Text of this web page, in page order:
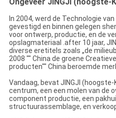
Ongeveer JINGJI (hoogste-
In 2004, werd de Technologie
gevestigd en binnen gelegen
voor ontwerp, productie, en de
opslagmateriaal .after 10 jaar,
diverse eretitels zoals „de
2008 "" China de groene
producten"" China beroemde
Vandaag, bevat JINGJI
centrum, een een molen van de
component productie, een
structuurassemblage, en